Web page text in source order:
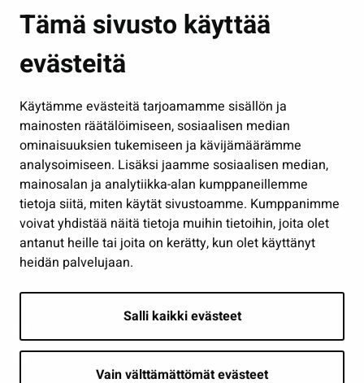
Tämä sivusto käyttää
evästeitä
Käytämme evästeitä tarjoamamme sisällön ja
mainosten räätälöimiseen, sosiaalisen median
ominaisuuksien tukemiseen ja kävijämäärämme
analysoimiseen. Lisäksi jaamme sosiaalisen median,
mainosalan ja analytiikka-alan kumppaneillemme
tietoja siitä, miten käytät sivustoamme. Kumppanimme
voivat yhdistää näitä tietoja muihin tietoihin, joita olet
antanut heille tai joita on kerätty, kun olet käyttänyt
heidän palvelujaan.
Salli kaikki evästeet
Vain välttämättömät evästeet
Kasvatus ja opetus
Kulttuuri ja liikunta
Työ ja yrittäminen
Osallistu ja asioi
Näytä omat evästeasetukseni
Seuraa meitä